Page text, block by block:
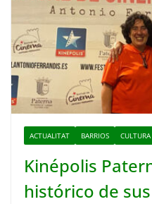
ACTUALITAT BARRIOS CULTURA
Kinépolis
histórico de